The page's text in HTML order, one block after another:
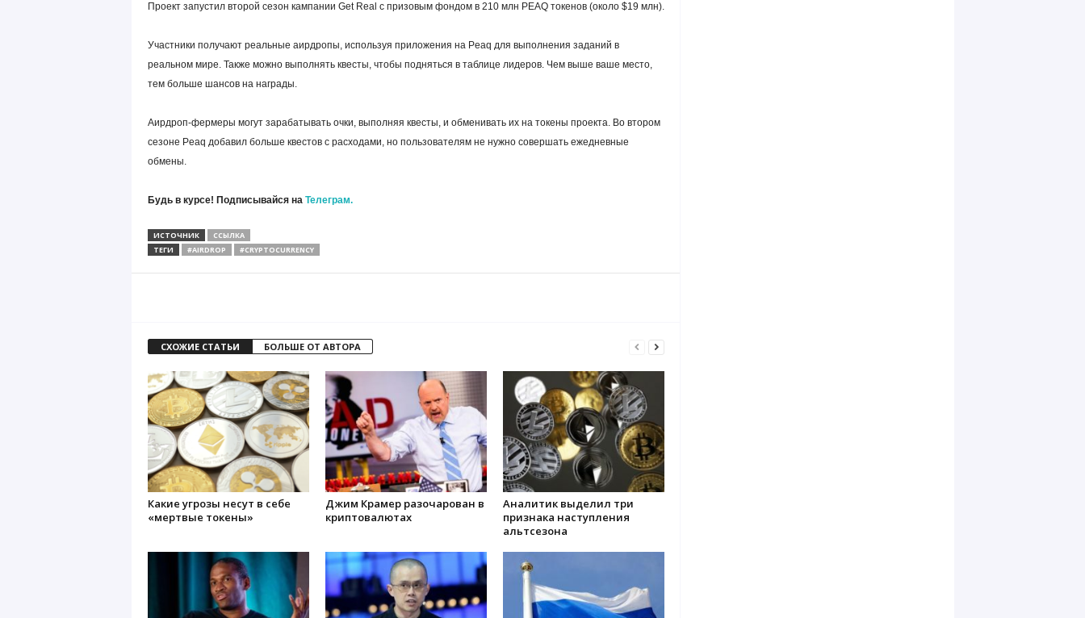
Проект запустил второй сезон кампании Get Real с призовым фондом в 210 млн PEAQ токенов (около $19 млн).
Участники получают реальные аирдропы, используя приложения на Peaq для выполнения заданий в
реальном мире. Также можно выполнять квесты, чтобы подняться в таблице лидеров. Чем выше ваше место,
тем больше шансов на награды.
Аирдроп-фермеры могут зарабатывать очки, выполняя квесты, и обменивать их на токены проекта. Во втором
сезоне Peaq добавил больше квестов с расходами, но пользователям не нужно совершать ежедневные
обмены.
Будь в курсе! Подписывайся на Телеграм.
ИСТОЧНИК
ССЫЛКА
ТЕГИ
#AIRDROP #CRYPTOCURRENCY
СХОЖИЕ СТАТЬИ БОЛЬШЕ ОТ АВТОРА
Какие угрозы несут в себе
«мертвые токены»
Джим Крамер разочарован в
криптовалютах
Аналитик выделил три
признака наступления
альтсезона